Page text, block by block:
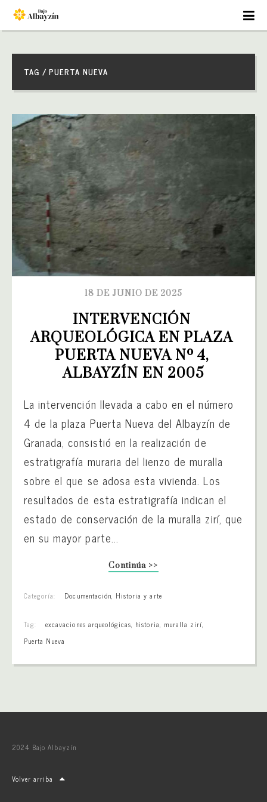
TAG / PUERTA NUEVA
18 DE JUNIO DE 2025
INTERVENCIÓN
ARQUEOLÓGICA EN PLAZA
PUERTA NUEVA Nº 4,
ALBAYZÍN EN 2005
La intervención llevada a cabo en el número
4 de la plaza Puerta Nueva del Albayzín de
Granada, consistió en la realización de
estratigrafía muraria del lienzo de muralla
sobre el que se adosa esta vivienda. Los
resultados de esta estratigrafía indican el
estado de conservación de la muralla zirí, que
en su mayor parte...
Continúa >>
Categoría: Documentación, Historia y arte
Tag: excavaciones arqueológicas, historia, muralla zirí,
Puerta Nueva
2024 Bajo Albayzín
Volver arriba